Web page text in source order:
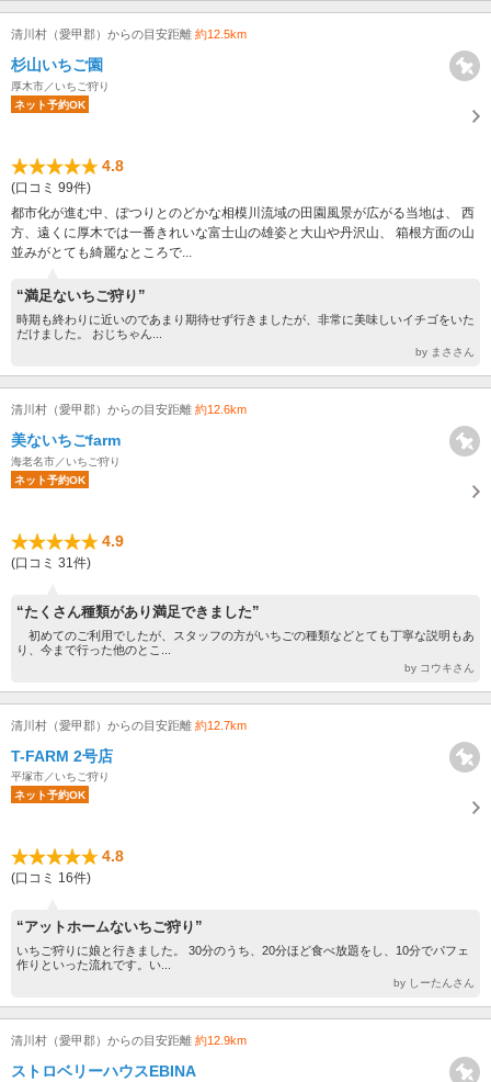
清川村（愛甲郡）からの目安距離 約12.5km
杉山いちご園
厚木市／いちご狩り
ネット予約OK
4.8
(口コミ 99件)
都市化が進む中、ぽつりとのどかな相模川流域の田園風景が広がる当地は、 西
方、遠くに厚木では一番きれいな富士山の雄姿と大山や丹沢山、 箱根方面の山
並みがとても綺麗なところで...
“満足ないちご狩り”
時期も終わりに近いのであまり期待せず行きましたが、非常に美味しいイチゴをいた
だけました。 おじちゃん...
by まささん
清川村（愛甲郡）からの目安距離 約12.6km
美ないちごfarm
海老名市／いちご狩り
ネット予約OK
4.9
(口コミ 31件)
“たくさん種類があり満足できました”
初めてのご利用でしたが、スタッフの方がいちごの種類などとても丁寧な説明もあ
り、今まで行った他のとこ...
by コウキさん
清川村（愛甲郡）からの目安距離 約12.7km
T-FARM 2号店
平塚市／いちご狩り
ネット予約OK
4.8
(口コミ 16件)
“アットホームないちご狩り”
いちご狩りに娘と行きました。 30分のうち、20分ほど食べ放題をし、10分でパフェ
作りといった流れです。い...
by しーたんさん
清川村（愛甲郡）からの目安距離 約12.9km
ストロベリーハウスEBINA